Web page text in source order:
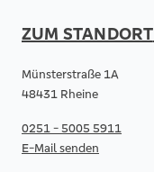
ZUM STANDORT
Münsterstraße 1A
48431 Rheine
0251 - 5005 5911
E-Mail senden